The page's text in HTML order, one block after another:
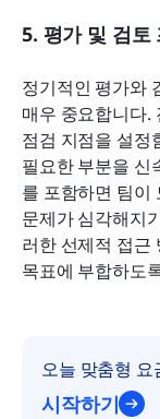
5. 평가 및 검토
정기적인 평가와
매우 중요합니다.
점검 지점을 설정
필요한 부분을 신
를 포함하면 팀이
문제가 심각해지
러한 선제적 접근
목표에 부합하도
오늘 맞춤형
시작하기